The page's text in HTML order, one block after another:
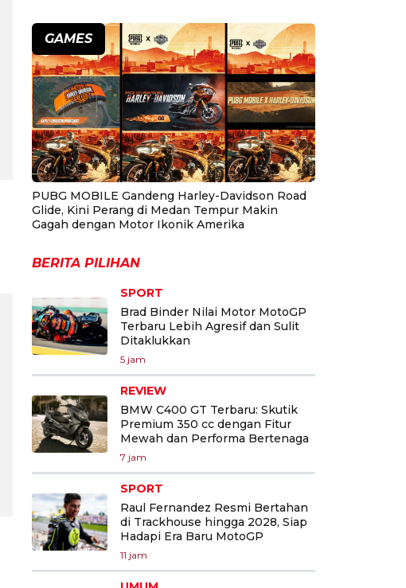
GAMES
PUBG MOBILE Gandeng Harley-Davidson Road
Glide, Kini Perang di Medan Tempur Makin
Gagah dengan Motor Ikonik Amerika
BERITA PILIHAN
SPORT
Brad Binder Nilai Motor MotoGP
Terbaru Lebih Agresif dan Sulit
Ditaklukkan
5 jam
REVIEW
BMW C400 GT Terbaru: Skutik
Premium 350 cc dengan Fitur
Mewah dan Performa Bertenaga
7 jam
SPORT
Raul Fernandez Resmi Bertahan
di Trackhouse hingga 2028, Siap
Hadapi Era Baru MotoGP
11 jam